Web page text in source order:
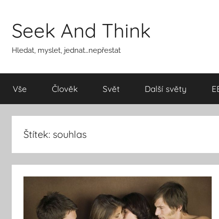
obsahu
Seek And Think
Hledat, myslet, jednat…nepřestat
Vše Člověk Svět Další světy
Štítek: souhlas